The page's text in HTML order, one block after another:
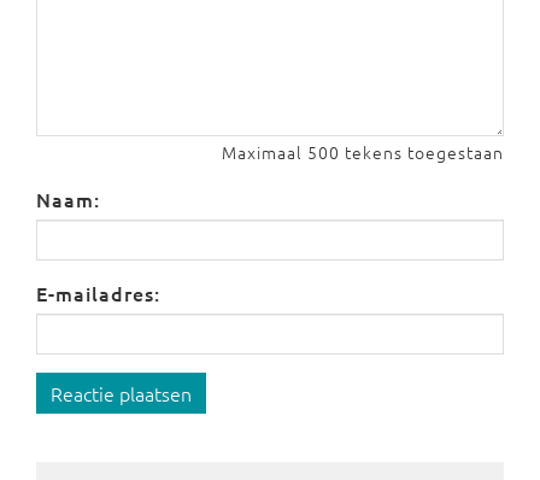
Maximaal 500 tekens toegestaan
Naam:
E-mailadres:
Reactie plaatsen